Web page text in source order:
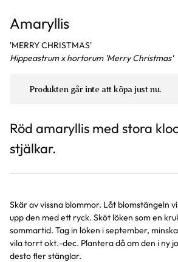
Amaryllis
'MERRY CHRISTMAS'
Hippeastrum x hortorum 'Merry Christmas'
Produkten går inte att köpa just nu.
Röd amaryllis med stora
stjälkar.
Skär av vissna blommor. Låt blomstängeln
upp den med ett ryck. Sköt löken som en
sommartid. Tag in löken i september,
vila torrt okt.-dec. Plantera då om den i ny
desto fler stänglar.